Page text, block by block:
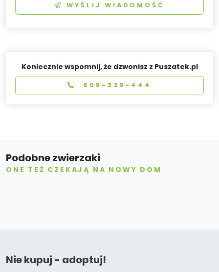
WYŚLIJ WIADOMOŚĆ
Koniecznie wspomnij, że dzwonisz z Puszatek.pl
609-339-444
Podobne zwierzaki
ONE TEŻ CZEKAJĄ NA NOWY DOM
Nie kupuj - adoptuj!